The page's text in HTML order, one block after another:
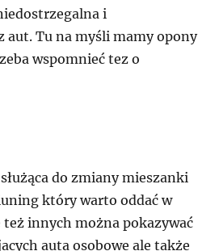
i
aut. Tu na myśli mamy opony
wspomnieć tez o
do zmiany mieszanki
który warto oddać w
innych można pokazywać
auta osobowe ale także